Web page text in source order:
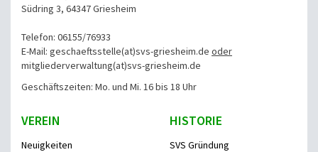
Südring 3, 64347 Griesheim
Telefon: 06155/76933
E-Mail: geschaeftsstelle(at)svs-griesheim.de oder
mitgliederverwaltung(at)svs-griesheim.de
Geschäftszeiten: Mo. und Mi. 16 bis 18 Uhr
VEREIN
Neuigkeiten
HISTORIE
SVS Gründung